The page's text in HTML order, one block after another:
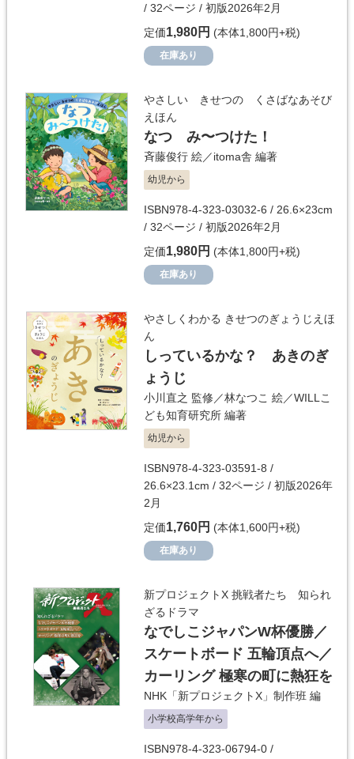
/ 32ページ / 初版2026年2月
定価1,980円 (本体1,800円+税)
在庫あり
やさしい きせつの くさばなあそび
えほん
なつ み〜つけた！
斉藤俊行 絵／itoma舎 編著
幼児から
ISBN978-4-323-03032-6 / 26.6×23cm
/ 32ページ / 初版2026年2月
定価1,980円 (本体1,800円+税)
在庫あり
やさしくわかる きせつのぎょうじえほ
ん
しっているかな？ あきのぎ
ょうじ
小川直之 監修／林なつこ 絵／WILLこ
ども知育研究所 編著
幼児から
ISBN978-4-323-03591-8 /
26.6×23.1cm / 32ページ / 初版2026年
2月
定価1,760円 (本体1,600円+税)
在庫あり
新プロジェクトX 挑戦者たち 知られ
ざるドラマ
なでしこジャパンW杯優勝／
スケートボード 五輪頂点へ／
カーリング 極寒の町に熱狂を
NHK「新プロジェクトX」制作班 編
小学校高学年から
ISBN978-4-323-06794-0 /